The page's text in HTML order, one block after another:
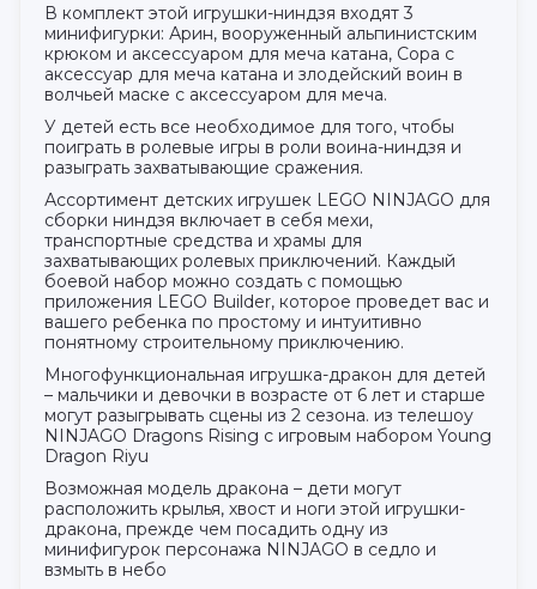
В комплект этой игрушки-ниндзя входят 3
минифигурки: Арин, вооруженный альпинистским
крюком и аксессуаром для меча катана, Сора с
аксессуар для меча катана и злодейский воин в
волчьей маске с аксессуаром для меча.
У детей есть все необходимое для того, чтобы
поиграть в ролевые игры в роли воина-ниндзя и
разыграть захватывающие сражения.
Ассортимент детских игрушек LEGO NINJAGO для
сборки ниндзя включает в себя мехи,
транспортные средства и храмы для
захватывающих ролевых приключений. Каждый
боевой набор можно создать с помощью
приложения LEGO Builder, которое проведет вас и
вашего ребенка по простому и интуитивно
понятному строительному приключению.
Многофункциональная игрушка-дракон для детей
– мальчики и девочки в возрасте от 6 лет и старше
могут разыгрывать сцены из 2 сезона. из телешоу
NINJAGO Dragons Rising с игровым набором Young
Dragon Riyu
Возможная модель дракона – дети могут
расположить крылья, хвост и ноги этой игрушки-
дракона, прежде чем посадить одну из
минифигурок персонажа NINJAGO в седло и
взмыть в небо